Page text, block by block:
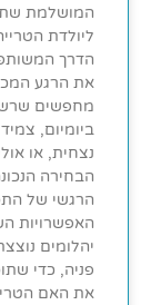
המושלמת
ליולדת
הדרך
את הרגע
מחפשים
ביומיום,
נצחית, או
הבחירה
הרגשי של
האפשרויות
יהלומים
פניה, כדי
את האם